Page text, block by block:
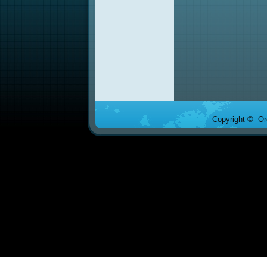
Copyright ©